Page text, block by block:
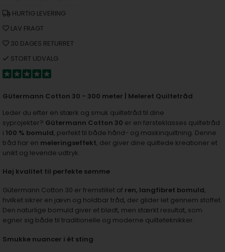
HURTIG LEVERING
LAV FRAGT
30 DAGES RETURRET
STORT UDVALG
Gütermann Cotton 30 - 300 meter | Meleret Quiltetråd
Leder du efter en stærk og smuk quiltetråd til dine
syprojekter? Gütermann Cotton 30 er en førsteklasses quiltetråd
i 100 % bomuld, perfekt til både hånd- og maskinquiltning. Denne
tråd har en meleringseffekt, der giver dine quiltede kreationer et
unikt og levende udtryk.
Høj kvalitet til perfekte sømme
Gütermann Cotton 30 er fremstillet af ren, langfibret bomuld,
hvilket sikrer en jævn og holdbar tråd, der glider let gennem stoffet.
Den naturlige bomuld giver et blødt, men stærkt resultat, som
egner sig både til traditionelle og moderne quilteteknikker.
Smukke nuancer i ét sting